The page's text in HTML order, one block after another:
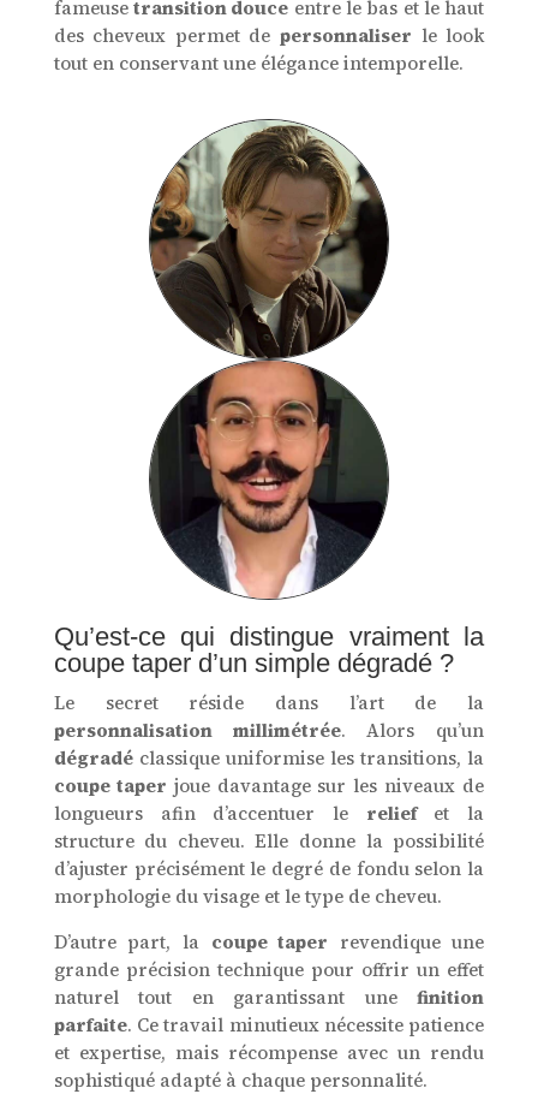
fameusetransition douce entre le bas et le haut
des cheveux permet depersonnaliser le look
tout en conservant une élégance intemporelle.
Qu’est-ce qui distingue vraiment la
coupe taper d’un simple dégradé ?
Le secret réside dans l’art de la
personnalisation millimétrée. Alors qu’un
dégradéclassique uniformise les transitions, la
coupe taper joue davantage sur les niveaux de
longueurs afin d’accentuer le reliefet la
structure du cheveu. Elle donne la possibilité
d’ajuster précisément le degré de fondu selon la
morphologie du visage et le type de cheveu.
D’autre part, la coupe taper revendique une
grande précision technique pour offrir un effet
naturel tout en garantissant unefinition
parfaite. Ce travail minutieux nécessite patience
et expertise, mais récompense avec un rendu
sophistiqué adapté à chaque personnalité.